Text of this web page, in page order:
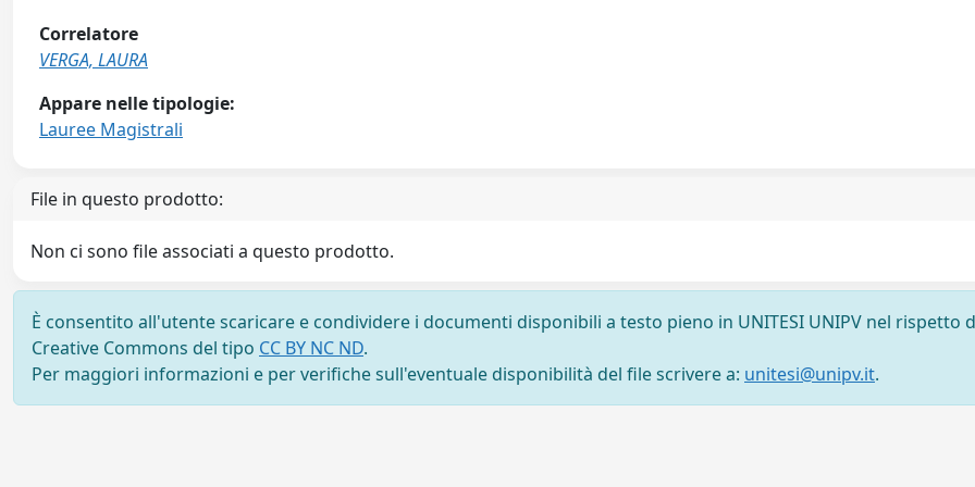
Correlatore
VERGA, LAURA
Appare nelle tipologie:
Lauree Magistrali
File in questo prodotto:
Non ci sono file associati a questo prodotto.
È consentito all'utente scaricare e condividere i documenti disponibili a testo pieno in UNITESI UNIPV nel rispetto
Creative Commons del tipo CC BY NC ND.
Per maggiori informazioni e per verifiche sull'eventuale disponibilità del file scrivere a: unitesi@unipv.it.